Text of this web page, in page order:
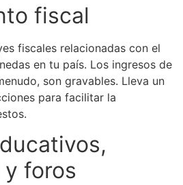
fiscal
fiscales relacionadas con el
en tu país. Los ingresos de
son gravables. Lleva un
para facilitar la
foros